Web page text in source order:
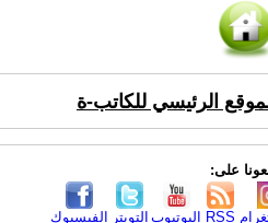
الرئيسي للكاتب-ة
على:
الفيسبوك التويتر اليوتيوب RSS